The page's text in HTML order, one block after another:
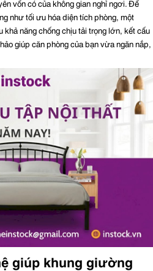
vốn có của không gian nghỉ ngơi. Để
như tối ưu hóa diện tích phòng, một
năng chống chịu tải trọng lớn, kết cấu
giúp căn phòng của bạn vừa ngăn nắp,
giúp khung giường